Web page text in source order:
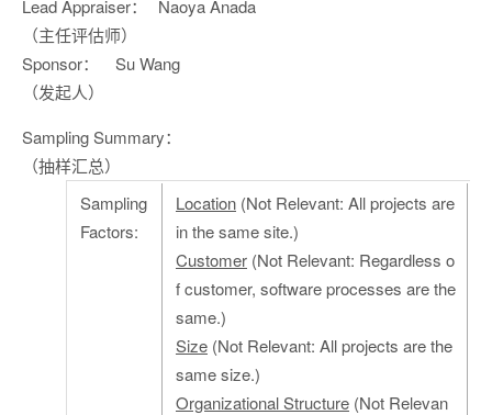
Lead Appraiser：
（主任评估师）
Naoya Anada
Sponsor：
（发起人）
Su Wang
Sampling Summary：
（抽样汇总）
Sampling
Factors:
Location (Not Relevant: All projects are
in the same site.)
Customer (Not Relevant: Regardless o
f customer, software processes are the
same.)
Size (Not Relevant: All projects are the
same size.)
Organizational Structure (Not Relevan